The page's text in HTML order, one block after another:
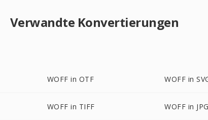
Verwandte Konvertierungen
WOFF in OTF WOFF in
WOFF in TIFF WOFF in